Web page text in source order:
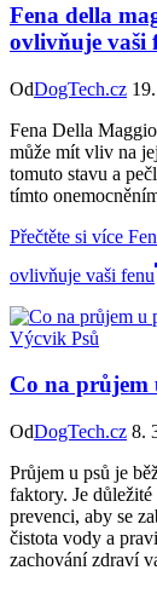
Fena della
ovlivňuje vaši
OdDogTech.cz
Fena Della
může mít vliv na
tomuto stavu a
tímto
Přečtěte si více
ovlivňuje vaši fenu
Výcvik Psů
Co na průjem
OdDogTech.cz 8.
Průjem u psů je
faktory. Je
prevenci, aby se
čistota vody a
zachování zdraví